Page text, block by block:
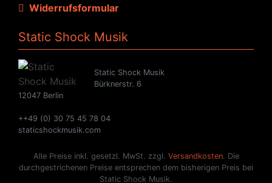
Widerrufsformular
Static Shock Musik
Static Shock Musik
Bürknerstr. 6
12047 Berlin
++49 (0) 30 75 45 78 04
staticshockmusik.com
Alle Preise inkl. gesetzl. MwSt. zzgl. Versandkosten. Die
durchgestrichenen Preise entsprechen dem bisherigen Preis bei
Static Shock Musik.